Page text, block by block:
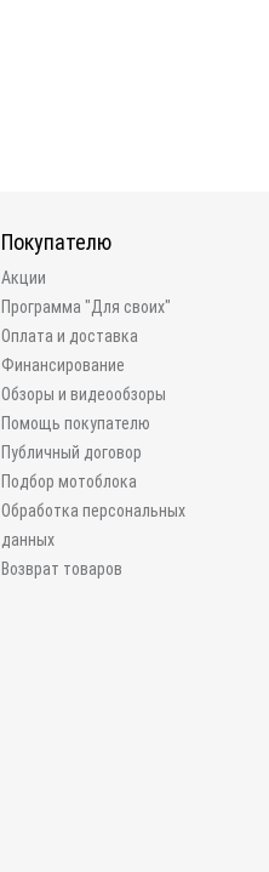
Покупателю
Акции
Программа "Для своих"
Оплата и доставка
Финансирование
Обзоры и видеообзоры
Помощь покупателю
Публичный договор
Подбор мотоблока
Обработка персональных
данных
Возврат товаров